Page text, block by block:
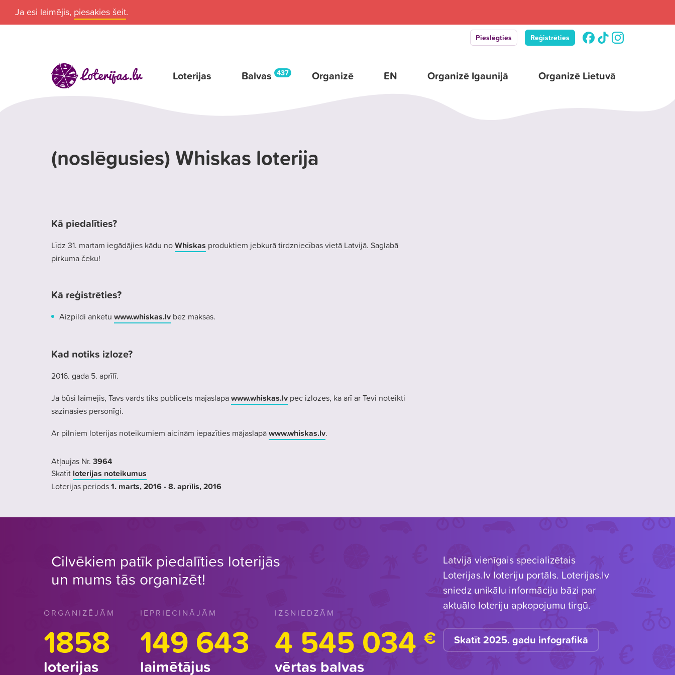
Ja esi laimējis, piesakies šeit.
Pieslēgties Reģistrēties
Loterijas Balvas 437 Organizē EN Organizē Igaunijā Organizē Lietuvā
(noslēgusies) Whiskas loterija
Kā piedalīties?
Līdz 31. martam iegādājies kādu noWhiskas produktiem jebkurā tirdzniecības vietā Latvijā. Saglabā
pirkuma čeku!
Kā reģistrēties?
Aizpildi anketu www.whiskas.lv bez maksas.
Kad notiks izloze?
2016. gada 5. aprīlī.
Ja būsi laimējis, Tavs vārds tiks publicēts mājaslapāwww.whiskas.lv pēc izlozes, kā arī ar Tevi noteikti
sazināsies personīgi.
Ar pilniem loterijas noteikumiem aicinām iepazīties mājaslapāwww.whiskas.lv.
Atļaujas Nr. 3964
Skatīt loterijas noteikumus
Loterijas periods1. marts, 2016- 8. aprīlis, 2016
Cilvēkiem patīk piedalīties loterijās
un mums tās organizēt!
ORGANIZĒJĀM
1858
loterijas
IEPRIECINĀJĀM
149 643
laimētājus
IZSNIEDZĀM
4 545 034 €
vērtas balvas
Latvijā vienīgais specializētais
Loterijas.lv loteriju portāls. Loterijas.lv
sniedz unikālu informāciju bāzi par
aktuālo loteriju apkopojumu tirgū.
Skatīt 2025. gadu infografikā